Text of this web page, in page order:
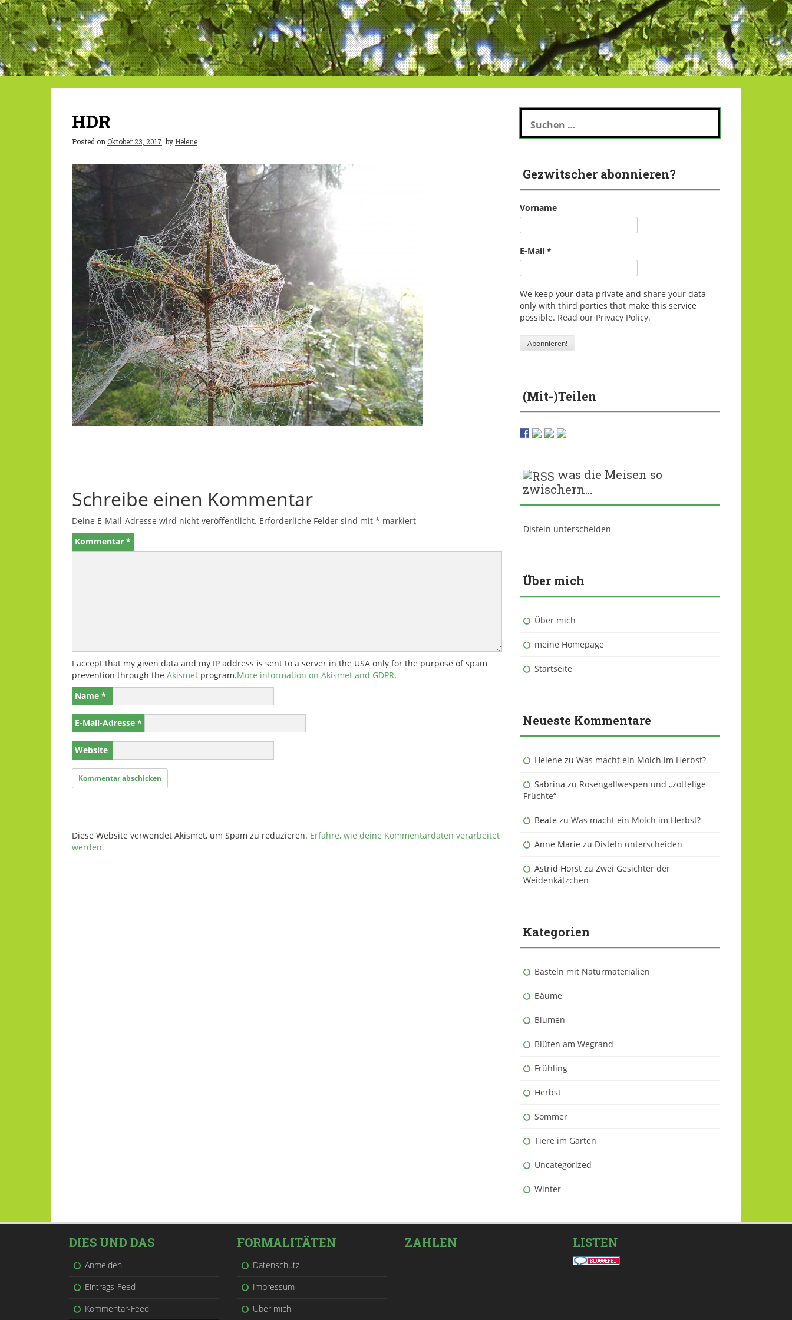
HDR
Posted on Oktober 23, 2017 by Helene
Schreibe einen Kommentar
Deine E-Mail-Adresse wird nicht veröffentlicht. Erforderliche Felder sind mit * markiert
Kommentar *
I accept that my given data and my IP address is sent to a server in the USA only for the purpose of spam
prevention through the Akismet program.More information on Akismet and GDPR.
Name *
E-Mail-Adresse *
Website
Diese Website verwendet Akismet, um Spam zu reduzieren. Erfahre, wie deine Kommentardaten verarbeitet
werden.
Suchen
nach:
Gezwitscher abonnieren?
Vorname
E-Mail *
We keep your data private and share your data
only with third parties that make this service
possible. Read our Privacy Policy.
(Mit-)Teilen
was die Meisen so
zwischern…
Disteln unterscheiden
Über mich
Über mich
meine Homepage
Startseite
Neueste Kommentare
Helene zu Was macht ein Molch im Herbst?
Sabrina zu Rosengallwespen und „zottelige
Früchte“
Beate zu Was macht ein Molch im Herbst?
Anne Marie zu Disteln unterscheiden
Astrid Horst zu Zwei Gesichter der
Weidenkätzchen
Kategorien
Basteln mit Naturmaterialien
Bäume
Blumen
Blüten am Wegrand
Frühling
Herbst
Sommer
Tiere im Garten
Uncategorized
Winter
DIES UND DAS
Anmelden
Eintrags-Feed
Kommentar-Feed
FORMALITÄTEN
Datenschutz
Impressum
Über mich
ZAHLEN LISTEN